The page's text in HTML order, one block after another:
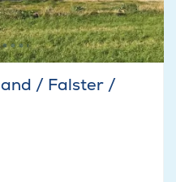
/ Falster /